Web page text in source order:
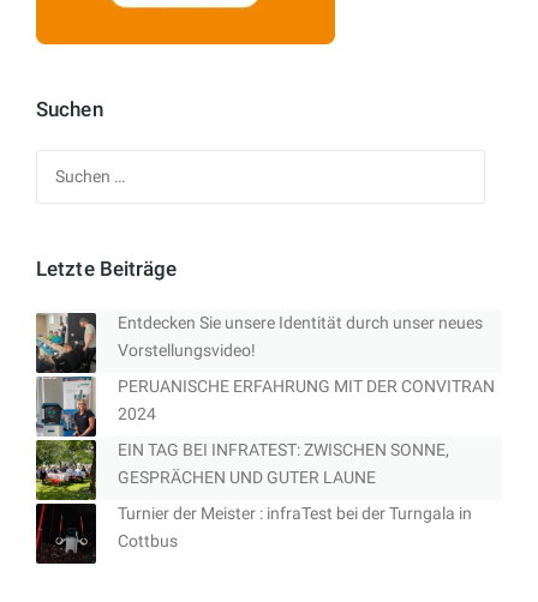
Suchen
Letzte Beiträge
Entdecken Sie unsere Identität durch unser neues
Vorstellungsvideo!
PERUANISCHE ERFAHRUNG MIT DER CONVITRAN
2024
EIN TAG BEI INFRATEST: ZWISCHEN SONNE,
GESPRÄCHEN UND GUTER LAUNE
Turnier der Meister : infraTest bei der Turngala in
Cottbus